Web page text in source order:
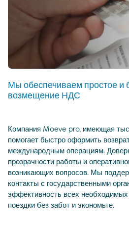
Мы обеспечиваем простое и
возмещение НДС
Компания Moeve pro, имеющая
помогает быстро оформить
международным операциям.
прозрачности работы и
возникающих вопросов. Мы
контакты с государственными
эффективность всех
поездки без забот и экономьте.